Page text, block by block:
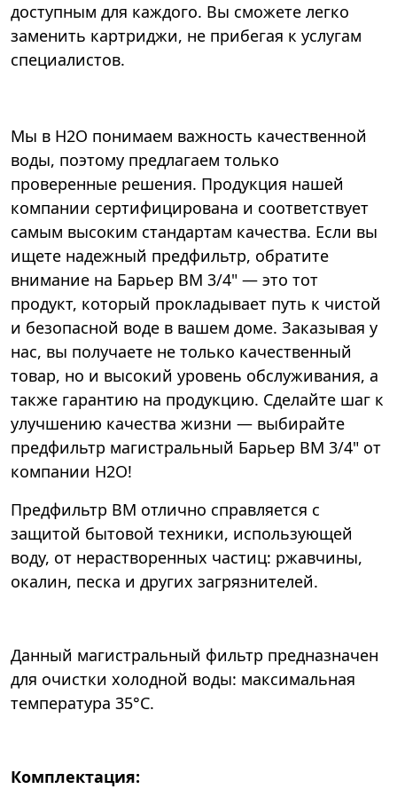
доступным для каждого. Вы сможете легко
заменить картриджи, не прибегая к услугам
специалистов.
Мы в Н2О понимаем важность качественной
воды, поэтому предлагаем только
проверенные решения. Продукция нашей
компании сертифицирована и соответствует
самым высоким стандартам качества. Если вы
ищете надежный предфильтр, обратите
внимание на Барьер ВМ 3/4" — это тот
продукт, который прокладывает путь к чистой
и безопасной воде в вашем доме. Заказывая у
нас, вы получаете не только качественный
товар, но и высокий уровень обслуживания, а
также гарантию на продукцию. Сделайте шаг к
улучшению качества жизни — выбирайте
предфильтр магистральный Барьер ВМ 3/4" от
компании Н2О!
Предфильтр ВМ отлично справляется с
защитой бытовой техники, использующей
воду, от нерастворенных частиц: ржавчины,
окалин, песка и других загрязнителей.
Данный магистральный фильтр предназначен
для очистки холодной воды: максимальная
температура 35°C.
Комплектация: